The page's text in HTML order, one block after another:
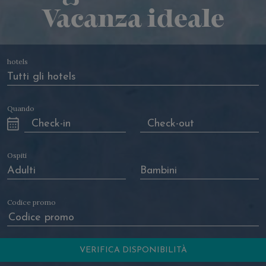
Vacanza ideale
hotels
Quando
Ospiti
Codice promo